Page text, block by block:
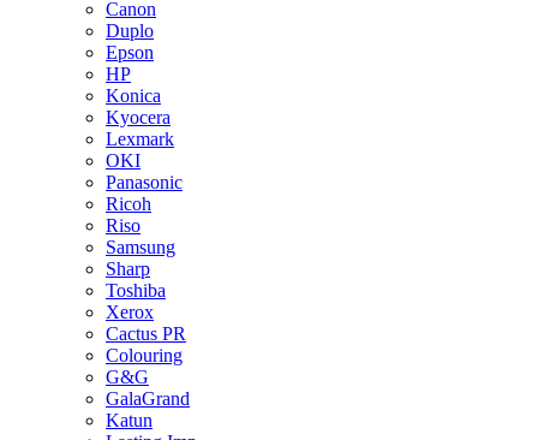
Canon
Duplo
Epson
HP
Konica
Kyocera
Lexmark
OKI
Panasonic
Ricoh
Riso
Samsung
Sharp
Toshiba
Xerox
Cactus PR
Colouring
G&G
GalaGrand
Katun